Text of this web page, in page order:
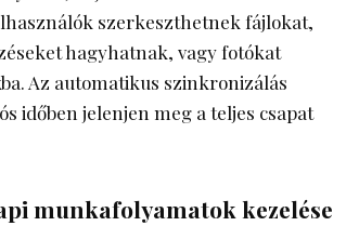
szerkeszthetnek fájlokat,
hagyhatnak, vagy fotókat
Az automatikus szinkronizálás
időben jelenjen meg a teljes csapat
munkafolyamatok kezelése